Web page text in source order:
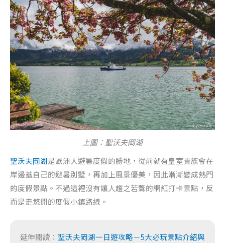
上圖：聖沃夫岡湖
聖沃夫岡湖是歐洲人避暑度假的勝地，從前就有皇室貴族會在
岸邊蓋自己的避暑別墅，再加上風景優美，因此漸漸變成熱門
的度假景點。不過這裡沒有讓人趨之若鶩的網紅打卡景點，反
而是走悠閒的度假小鎮路線。
延伸閱讀： 聖沃夫岡湖一日遊攻略－5大必玩景點介紹與